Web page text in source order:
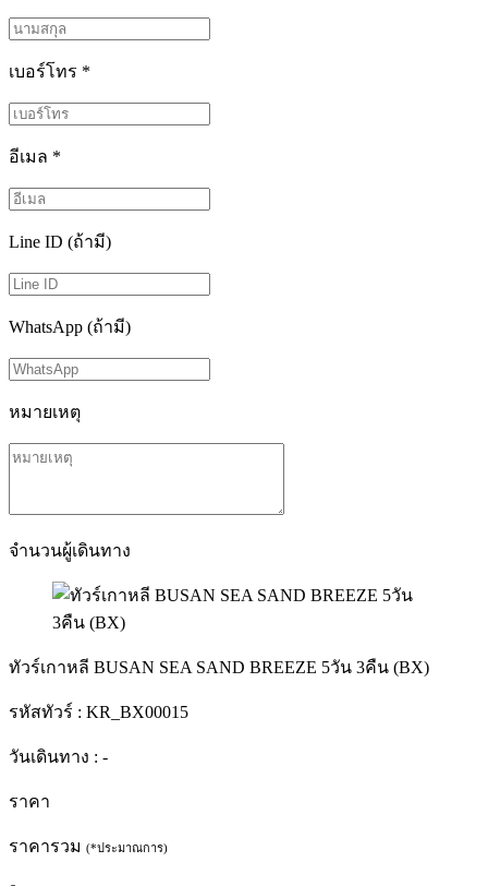
เบอร์โทร *
อีเมล *
Line ID (ถ้ามี)
WhatsApp (ถ้ามี)
หมายเหตุ
จำนวนผู้เดินทาง
ทัวร์เกาหลี BUSAN SEA SAND BREEZE 5วัน 3คืน (BX)
รหัสทัวร์ : KR_BX00015
วันเดินทาง : -
ราคา
ราคารวม (*ประมาณการ)